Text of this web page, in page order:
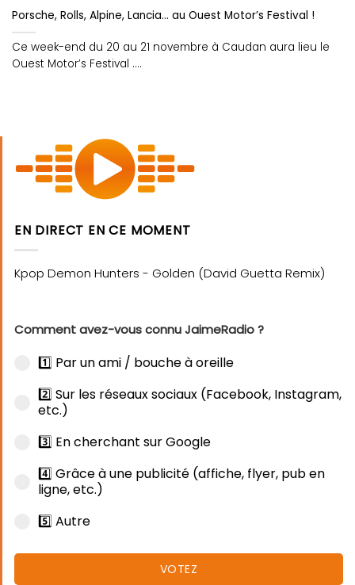
Porsche, Rolls, Alpine, Lancia… au Ouest Motor’s Festival !
Ce week-end du 20 au 21 novembre à Caudan aura lieu le
Ouest Motor’s Festival ....
EN DIRECT EN CE MOMENT
Comment avez-vous connu JaimeRadio ?
1️⃣ Par un ami / bouche à oreille
2️⃣ Sur les réseaux sociaux (Facebook, Instagram,
etc.)
3️⃣ En cherchant sur Google
4️⃣ Grâce à une publicité (affiche, flyer, pub en
ligne, etc.)
5️⃣ Autre
VOTEZ